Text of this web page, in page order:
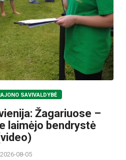
SAVIVALDYBĖ
Žagariuose –
laimėjo bendrystė
2026-08-05